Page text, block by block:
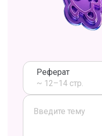
Реферат
~ 12–14 стр.